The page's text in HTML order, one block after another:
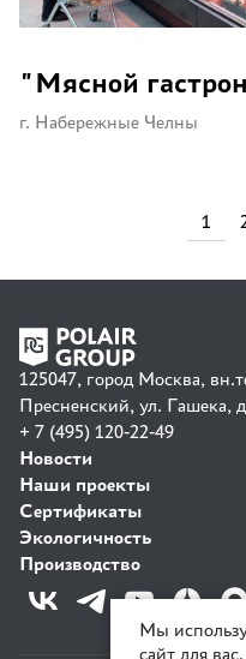
"Мясной
г. Набережные Челны
1
125047, город Москва,
Пресненский, ул. Гашека,
+ 7 (495) 120-22-49
Новости
Наши проекты
Сертификаты
Экологичность
Производство
Мы
сайт для